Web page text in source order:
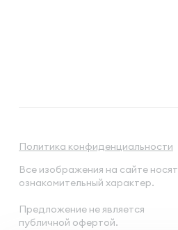
Политика конфиденциальности
Все изображения на сайте носят
ознакомительный характер.
Предложение не является
публичной офертой.